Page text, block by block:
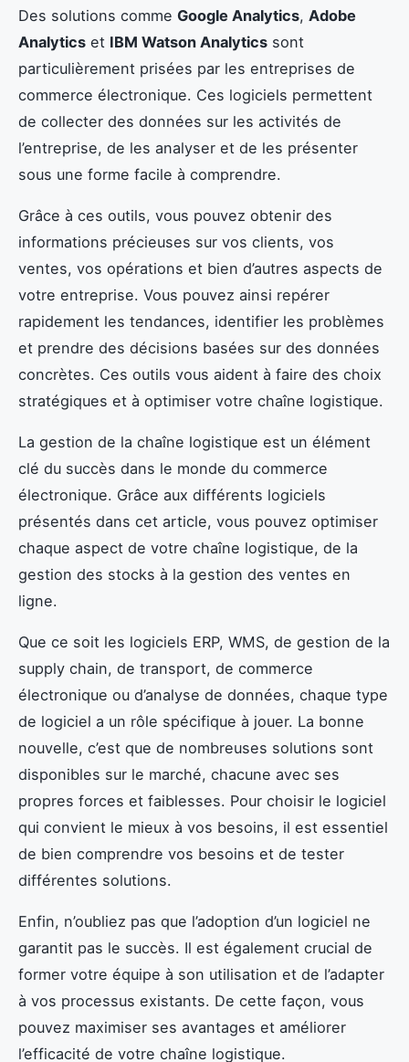
Des solutions comme Google Analytics, Adobe
Analytics et IBM Watson Analytics sont
particulièrement prisées par les entreprises de
commerce électronique. Ces logiciels permettent
de collecter des données sur les activités de
l’entreprise, de les analyser et de les présenter
sous une forme facile à comprendre.
Grâce à ces outils, vous pouvez obtenir des
informations précieuses sur vos clients, vos
ventes, vos opérations et bien d’autres aspects de
votre entreprise. Vous pouvez ainsi repérer
rapidement les tendances, identifier les problèmes
et prendre des décisions basées sur des données
concrètes. Ces outils vous aident à faire des choix
stratégiques et à optimiser votre chaîne logistique.
La gestion de la chaîne logistique est un élément
clé du succès dans le monde du commerce
électronique. Grâce aux différents logiciels
présentés dans cet article, vous pouvez optimiser
chaque aspect de votre chaîne logistique, de la
gestion des stocks à la gestion des ventes en
ligne.
Que ce soit les logiciels ERP, WMS, de gestion de la
supply chain, de transport, de commerce
électronique ou d’analyse de données, chaque type
de logiciel a un rôle spécifique à jouer. La bonne
nouvelle, c’est que de nombreuses solutions sont
disponibles sur le marché, chacune avec ses
propres forces et faiblesses. Pour choisir le logiciel
qui convient le mieux à vos besoins, il est essentiel
de bien comprendre vos besoins et de tester
différentes solutions.
Enfin, n’oubliez pas que l’adoption d’un logiciel ne
garantit pas le succès. Il est également crucial de
former votre équipe à son utilisation et de l’adapter
à vos processus existants. De cette façon, vous
pouvez maximiser ses avantages et améliorer
l’efficacité de votre chaîne logistique.